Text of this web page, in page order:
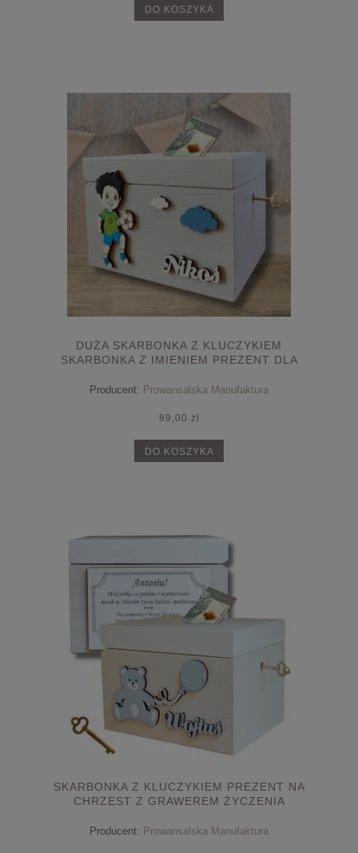
DO KOSZYKA
DUŻA SKARBONKA Z KLUCZYKIEM
SKARBONKA Z IMIENIEM PREZENT DLA
Producent: Prowansalska Manufaktura
89,00 zł
DO KOSZYKA
SKARBONKA Z KLUCZYKIEM PREZENT NA
CHRZEST Z GRAWEREM ŻYCZENIA
Producent: Prowansalska Manufaktura